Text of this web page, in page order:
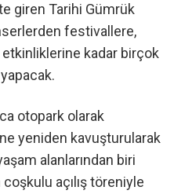
giren Tarihi Gümrük
festivallere,
kadar birçok
otopark olarak
yeniden kavuşturularak
alanlarından biri
açılış töreniyle